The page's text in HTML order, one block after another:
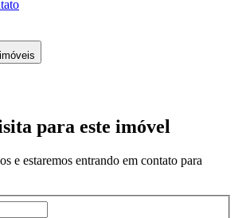
para este imóvel
e estaremos entrando em contato para